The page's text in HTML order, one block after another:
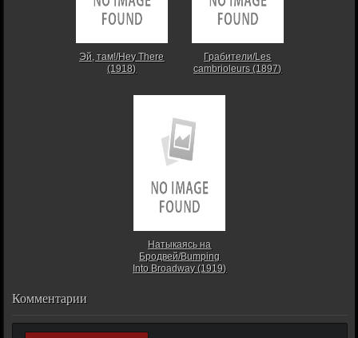
Эй, там!/Hey There
(1918)
Грабители/Les
cambrioleurs (1897)
Натыкаясь на
Бродвей/Bumping
Into Broadway (1919)
Комментарии